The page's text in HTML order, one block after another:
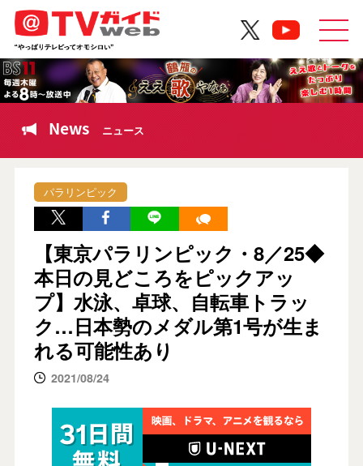
News ニュース
パラリンピック
【東京パラリンピック・8／25◆
本日の見どころをピックアッ
プ】水泳、卓球、自転車トラッ
ク…日本勢のメダル第1号が生ま
れる可能性あり
2021/08/24